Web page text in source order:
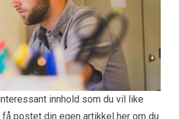
innhold som du vil like
få postet din egen artikkel her om du